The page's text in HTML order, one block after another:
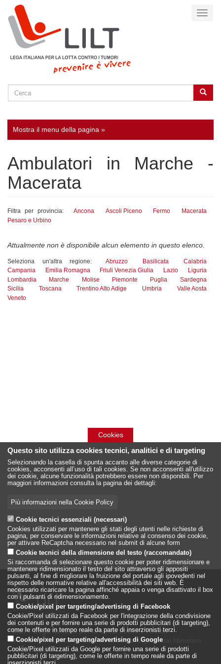
contenuto
principale
SEARCH Cerca
Mostra il menu della pagina »
Ambulatori in Marche -
Macerata
Filtra per provincia: Ancona Ascoli Piceno Fermo
Macerata
Pesaro e Urbino
Attualmente non è disponibile alcun elemento in questo elenco.
Seleziona un'altra regione: Abruzzo Basilicata
Calabria
Campania
Emilia Romagna Friuli Venezia Giulia Lazio
Liguria
Lombardia
Marche Molise Piemonte Puglia
Sardegna
Sicilia
Toscana Trentino Alto Adige Umbria
Valle Aosta
Veneto
LILT - Lega Italiana per la Lotta conto i Tumori
è un Ente Pubblico su base associativa, vigilato dal Ministero
della Salute
Cookies
Questo sito utilizza cookies tecnici, analitici e di targeting
Selezionando la casella di spunta accanto alle diverse categorie di
cookies, acconsenti all’uso di tali cookies. Se non acconsenti all'utilizzo
dei cookie, alcune funzionalità potrebbero essere non disponibili. Per
maggiori informazioni consulta la pagina dei dettagli:
Più informazioni nella Cookie Policy
Cookie tecnici essenziali (necessari)
Cookies utilizzati per mantenere gli stati degli utenti nelle richieste di
pagina, per conservare le informazioni relative al consenso dei cookie,
per attivare ReCaptcha necessario nel submit di alcune form
Cookie tecnici della dimensione del testo (raccomandato)
Si raccomanda di selezionare questo cookie per poter ridimensionare e
mantenere ridimensionato il testo del sito attraverso gli appositi
pulsanti, al fine di migliorare la fruizione del portale agli ipovedenti nel
rispetto delle normative relative all'accessibilità dei siti web. È
necessario ricaricare la pagina affinché appaia o venga disattivato il box
con i pulsanti di ridimensionamento.
Cookie/pixel per targeting/advertising di Facebook
Cookie/Pixel utilizzati da Facebook per l'integrazione della condivisione
dei contenuti e per fornire una serie di prodotti pubblicitari (di targeting),
come le offerte in tempo reale da parte di inserzionisti terzi.
Cookie/pixel per targeting/advertising di Google
Cookie/Pixel utilizzati da Google per fornire una serie di prodotti
pubblicitari (di targeting), come le offerte in tempo reale da parte di